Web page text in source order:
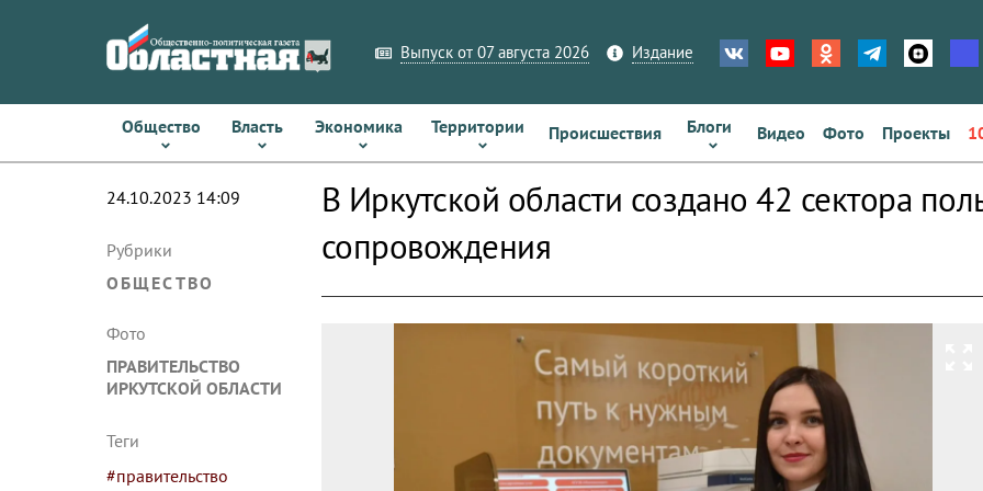
Выпуск от 07 августа 2026 Издание
Общество Власть Экономика Территории Происшествия Блоги Видео Фото Проекты
24.10.2023 14:09
Рубрики
ОБЩЕСТВО
Фото
ПРАВИТЕЛЬСТВО
ИРКУТСКОЙ ОБЛАСТИ
Теги
#правительство
В Иркутской области создано 42 сектора
сопровождения